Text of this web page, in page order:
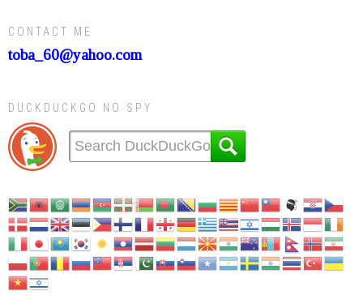
CONTACT ME
toba_60@yahoo.com
DUCKDUCKGO NO SPY